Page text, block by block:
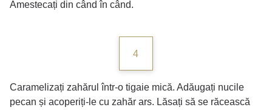
Amestecați din când în când.
4
Caramelizați zahărul într-o tigaie mică. Adăugați nucile
pecan și acoperiți-le cu zahăr ars. Lăsați să se răcească